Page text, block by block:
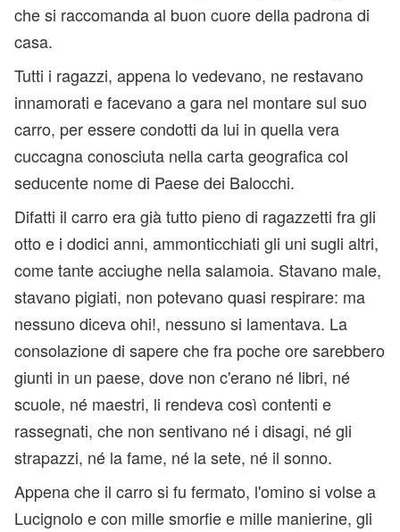
che si raccomanda al buon cuore della padrona di
casa.
Tutti i ragazzi, appena lo vedevano, ne restavano
innamorati e facevano a gara nel montare sul suo
carro, per essere condotti da lui in quella vera
cuccagna conosciuta nella carta geografica col
seducente nome di Paese dei Balocchi.
Difatti il carro era già tutto pieno di ragazzetti fra gli
otto e i dodici anni, ammonticchiati gli uni sugli altri,
come tante acciughe nella salamoia. Stavano male,
stavano pigiati, non potevano quasi respirare: ma
nessuno diceva ohi!, nessuno si lamentava. La
consolazione di sapere che fra poche ore sarebbero
giunti in un paese, dove non c'erano né libri, né
scuole, né maestri, li rendeva così contenti e
rassegnati, che non sentivano né i disagi, né gli
strapazzi, né la fame, né la sete, né il sonno.
Appena che il carro si fu fermato, l'omino si volse a
Lucignolo e con mille smorfie e mille manierine, gli